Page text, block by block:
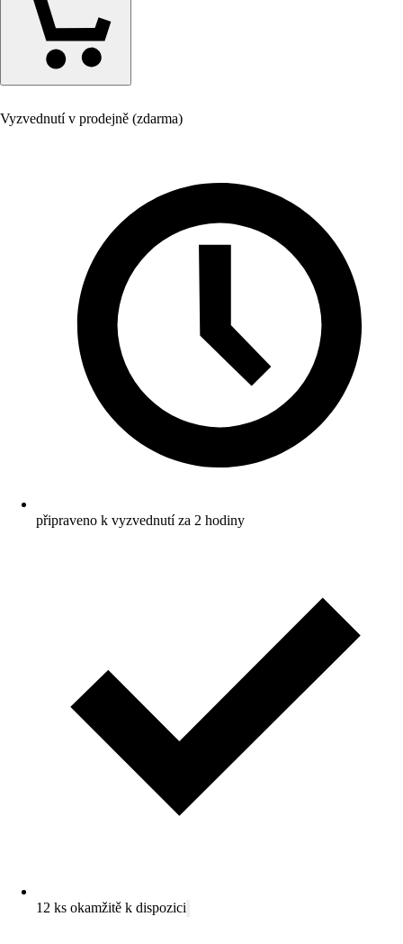
Vyzvednutí v prodejně (zdarma)
připraveno k vyzvednutí za 2 hodiny
12 ks okamžitě k dispozici